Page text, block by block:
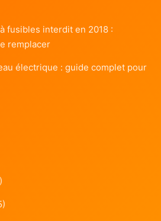
fusibles interdit en 2018 :
remplacer
électrique : guide complet pour